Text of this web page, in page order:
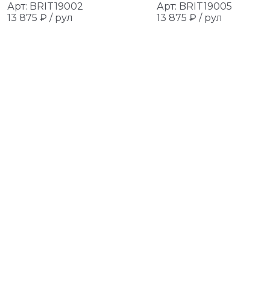
Арт: BRIT19002
13 875 ₽ / рул
Арт: BRIT19005
13 875 ₽ / рул